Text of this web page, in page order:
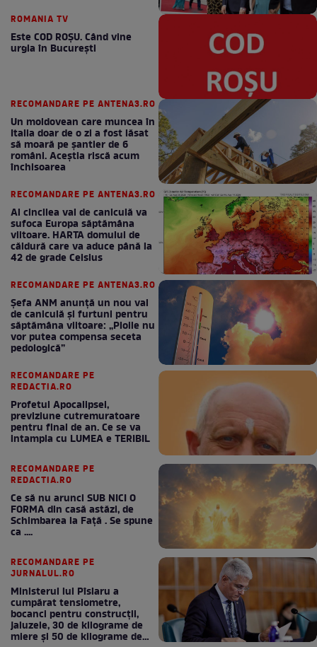
ROMANIA TV
Este COD ROŞU. Când vine
urgia în Bucureşti
RECOMANDARE PE ANTENA3.RO
Un moldovean care muncea în
Italia doar de o zi a fost lăsat
să moară pe şantier de 6
români. Aceștia riscă acum
închisoarea
RECOMANDARE PE ANTENA3.RO
Al cincilea val de caniculă va
sufoca Europa săptămâna
viitoare. HARTA domului de
căldură care va aduce până la
42 de grade Celsius
RECOMANDARE PE ANTENA3.RO
Șefa ANM anunță un nou val
de caniculă și furtuni pentru
săptămâna viitoare: „Ploile nu
vor putea compensa seceta
pedologică”
RECOMANDARE PE
REDACTIA.RO
Profetul Apocalipsei,
previziune cutremuratoare
pentru final de an. Ce se va
intampla cu LUMEA e TERIBIL
RECOMANDARE PE
REDACTIA.RO
Ce să nu arunci SUB NICI O
FORMA din casă astăzi, de
Schimbarea la Față . Se spune
ca ....
RECOMANDARE PE
JURNALUL.RO
Ministerul lui Pîslaru a
cumpărat tensiometre,
bocanci pentru construcții,
jaluzele, 30 de kilograme de
miere și 50 de kilograme de